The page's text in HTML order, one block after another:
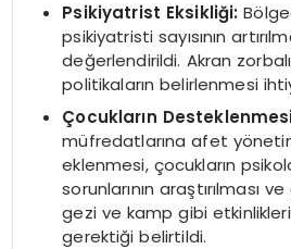
Psikiyatrist Eksikliği:
psikiyatristi sayısının
değerlendirildi. Akran
politikaların belirlenmesi
Çocukların
müfredatlarına afet
eklenmesi, çocukların
sorunlarının araştırılması
gezi ve kamp gibi
gerektiği belirtildi.